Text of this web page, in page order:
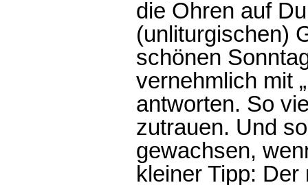
die Ohren auf
(unliturgischen)
schönen
vernehmlich mit
antworten. So
zutrauen. Und
gewachsen,
kleiner Tipp: